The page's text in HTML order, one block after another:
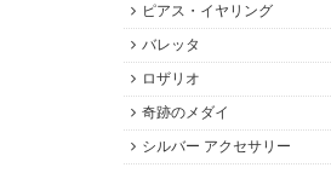
ピアス・イヤリング
バレッタ
ロザリオ
奇跡のメダイ
シルバー アクセサリー